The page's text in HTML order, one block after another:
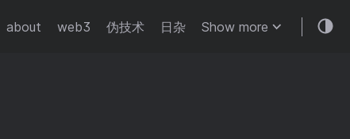
about web3 伪技术 日杂 Show more